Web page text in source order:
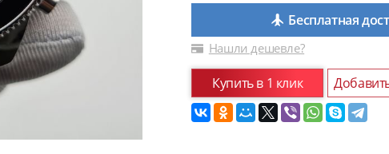
Бесплатная
Нашли дешевле?
Купить в 1 клик